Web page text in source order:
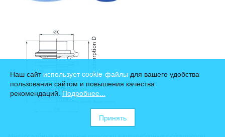
Наш сайт использует cookie-файлы для вашего удобства
пользования сайтом и повышения качества
рекомендаций. Подробнее...
Принять